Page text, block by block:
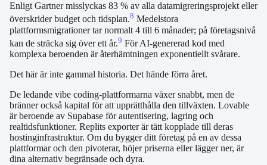
Enligt Gartner misslyckas 83 % av alla datamigreringsprojekt eller
överskrider budget och tidsplan.8 Medelstora
plattformsmigrationer tar normalt 4 till 6 månader; på företagsnivå
kan de sträcka sig över ett år.9 För AI-genererad kod med
komplexa beroenden är återhämtningen exponentiellt svårare.
Det här är inte gammal historia. Det hände förra året.
De ledande vibe coding-plattformarna växer snabbt, men de
bränner också kapital för att upprätthålla den tillväxten. Lovable
är beroende av Supabase för autentisering, lagring och
realtidsfunktioner. Replits exporter är tätt kopplade till deras
hostinginfrastruktur. Om du bygger ditt företag på en av dessa
plattformar och den pivoterar, höjer priserna eller lägger ner, är
dina alternativ begränsade och dyra.